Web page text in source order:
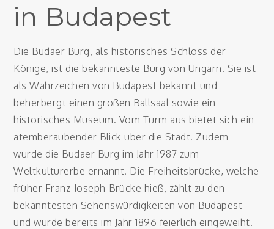
in Budapest
Die Budaer Burg, als historisches Schloss der
Könige, ist die bekannteste Burg von Ungarn. Sie ist
als Wahrzeichen von Budapest bekannt und
beherbergt einen großen Ballsaal sowie ein
historisches Museum. Vom Turm aus bietet sich ein
atemberaubender Blick über die Stadt. Zudem
wurde die Budaer Burg im Jahr 1987 zum
Weltkulturerbe ernannt. Die Freiheitsbrücke, welche
früher Franz-Joseph-Brücke hieß, zählt zu den
bekanntesten Sehenswürdigkeiten von Budapest
und wurde bereits im Jahr 1896 feierlich eingeweiht.